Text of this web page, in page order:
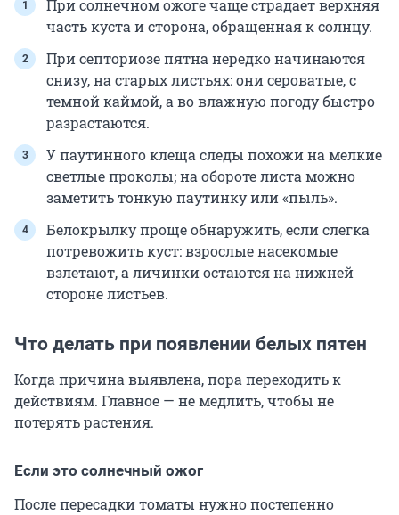
При солнечном ожоге чаще страдает верхняя
часть куста и сторона, обращенная к солнцу.
При септориозе пятна нередко начинаются
снизу, на старых листьях: они сероватые, с
темной каймой, а во влажную погоду быстро
разрастаются.
У паутинного клеща следы похожи на мелкие
светлые проколы; на обороте листа можно
заметить тонкую паутинку или «пыль».
Белокрылку проще обнаружить, если слегка
потревожить куст: взрослые насекомые
взлетают, а личинки остаются на нижней
стороне листьев.
Что делать при появлении белых пятен
Когда причина выявлена, пора переходить к
действиям. Главное — не медлить, чтобы не
потерять растения.
Если это солнечный ожог
После пересадки томаты нужно постепенно